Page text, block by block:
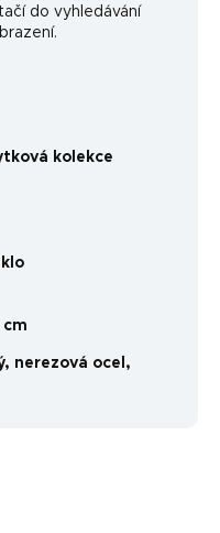
do vyhledávání
kolekce
cm
nerezová ocel,